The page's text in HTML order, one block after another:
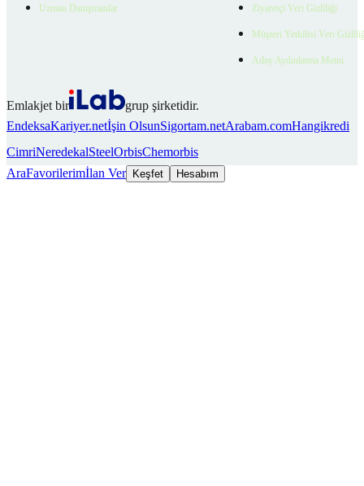
Uzman Danışmanlar Ziyaretçi Veri Gizliliği
Müşteri Yetkilisi Veri
Aday Aydınlatma Metni
Emlakjet bir
grup şirketidir.
EndeksaKariyer.netİşin OlsunSigortam.netArabam.comHangikredi
CimriNeredekalSteelOrbisChemorbis
AraFavorilerimİlan Ver Keşfet Hesabım